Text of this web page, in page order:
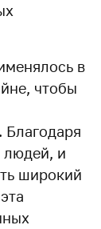
в
чтобы
и
широкий